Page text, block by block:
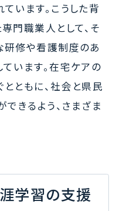
います。こうした背
門職業人として、そ
研修や看護制度のあ
います。在宅ケアの
ともに、社会と県民
できるよう、さまざま
学習の支援